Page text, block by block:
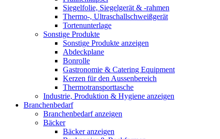
Siegelfolie, Siegelgerät & -rahmen
Thermo-, Ultraschallschweißgerät
Tortenunterlage
Sonstige Produkte
Sonstige Produkte anzeigen
Abdeckplane
Bonrolle
Gastronomie & Catering Equipment
Kerzen für den Aussenbereich
Thermotransporttasche
Industrie, Produktion & Hygiene anzeigen
Branchenbedarf
Branchenbedarf anzeigen
Bäcker
Bäcker anzeigen